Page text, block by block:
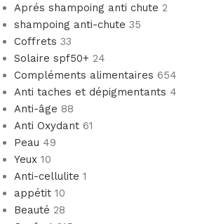
Aprés shampoing anti chute 2
shampoing anti-chute 35
Coffrets 33
Solaire spf50+ 24
Compléments alimentaires 654
Anti taches et dépigmentants 4
Anti-âge 88
Anti Oxydant 61
Peau 49
Yeux 10
Anti-cellulite 1
appétit 10
Beauté 28